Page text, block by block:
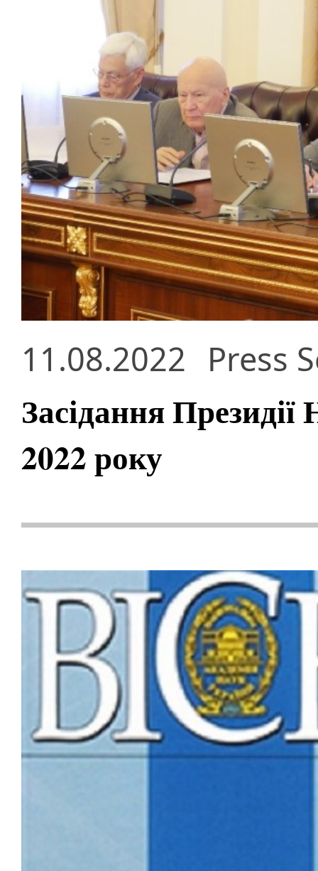
11.08.2022 Press
Засідання
2022 року